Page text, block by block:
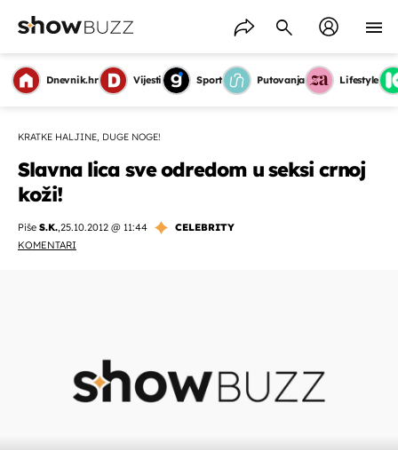
Dnevnik.hr Vijesti Sport Putovanja Lifestyle
KRATKE HALJINE, DUGE NOGE!
Slavna lica sve odredom u seksi crnoj
koži!
Piše S.K.,25.10.2012 @ 11:44
CELEBRITY
KOMENTARI